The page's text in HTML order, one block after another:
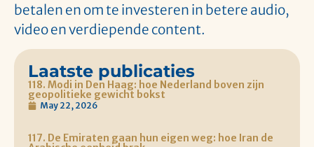
betalen en om te investeren in betere audio,
video en verdiepende content.
Laatste publicaties
118. Modi in Den Haag: hoe Nederland boven zijn
geopolitieke gewicht bokst
May 22, 2026
117. De Emiraten gaan hun eigen weg: hoe Iran de